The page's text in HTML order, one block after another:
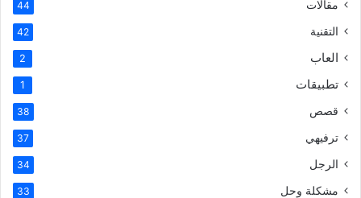
مقالات 44
التقنية 42
العاب 2
تطبيقات 1
قصص 38
ترفيهي 37
الرجل 34
مشكلة وحل 33